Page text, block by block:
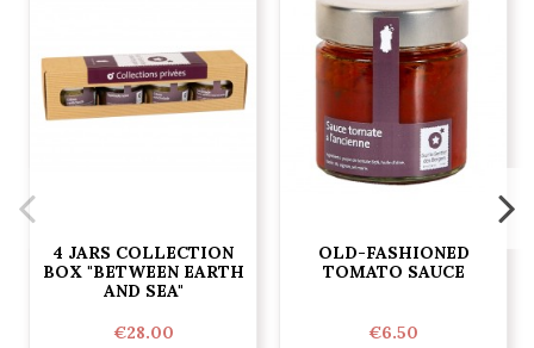
4 JARS COLLECTION
BOX "BETWEEN EARTH
AND SEA"
€28.00
OLD-FASHIONED
TOMATO SAUCE
€6.50